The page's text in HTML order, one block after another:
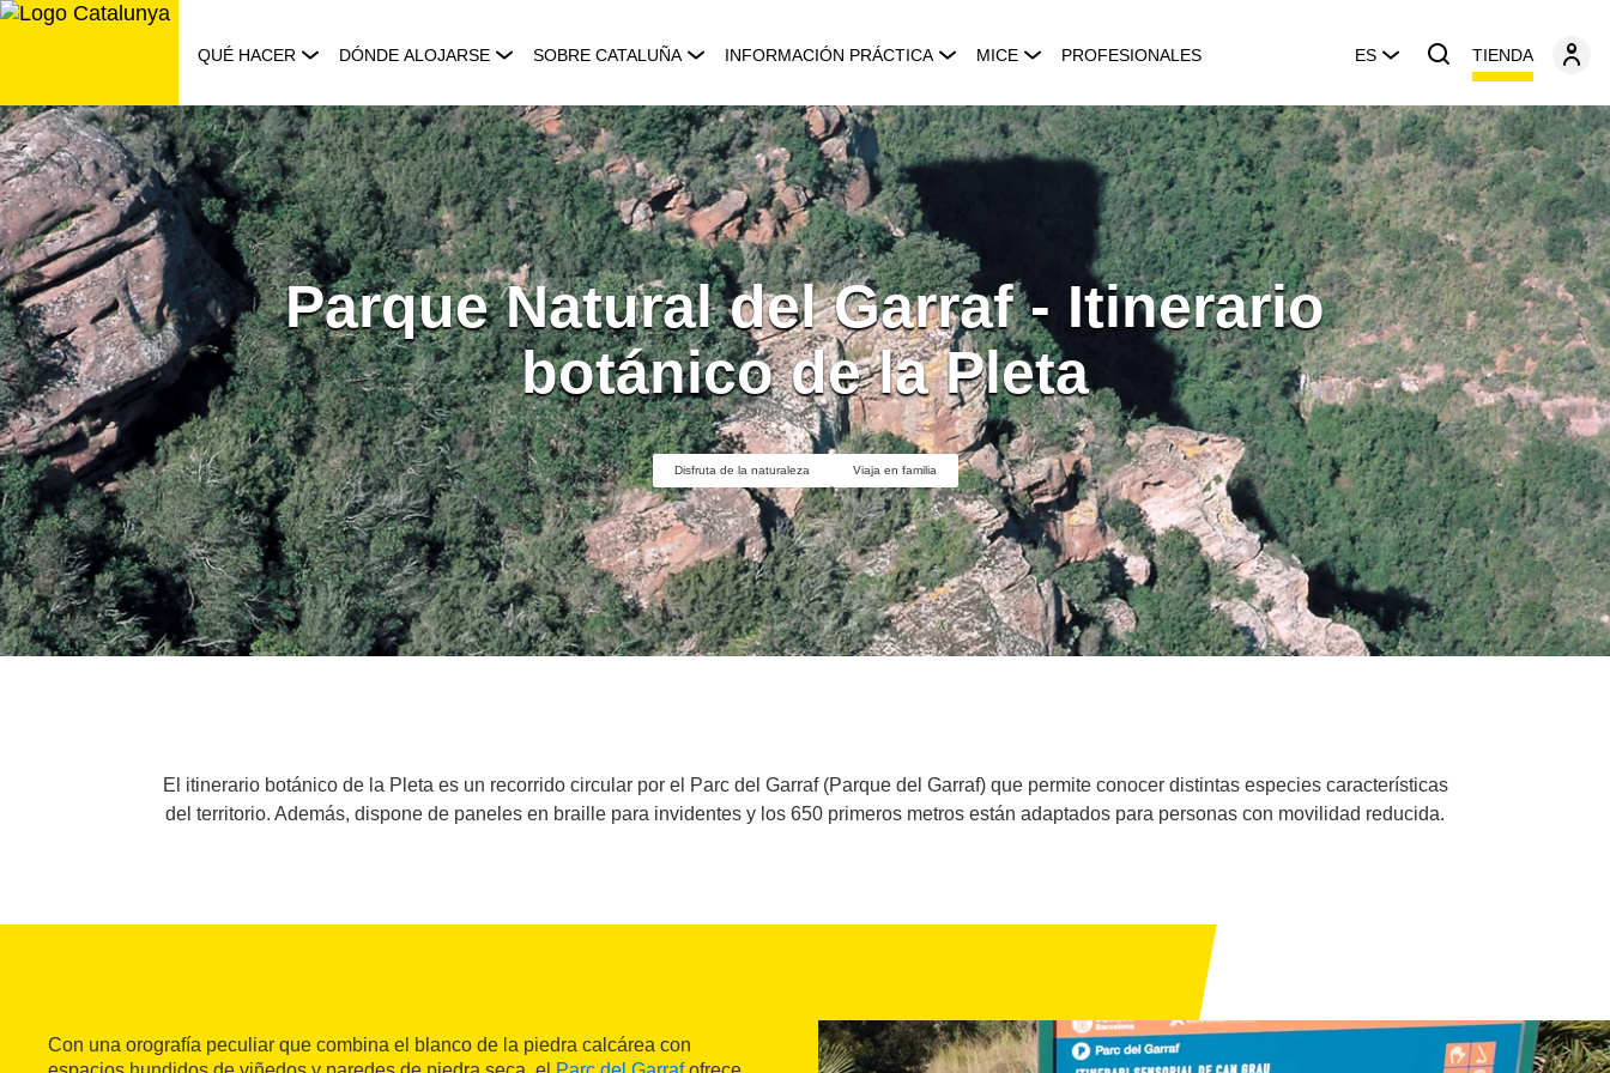
Saltar
QUÉ HACER DÓNDE ALOJARSE SOBRE CATALUÑA INFORMACIÓN PRÁCTICA MICE PROFESIONALES ES TIENDA
Parque Natural del Garraf - Itinerario
botánico de la Pleta
Disfruta de la naturaleza Viaja en familia
El itinerario botánico de la Pleta es un recorrido circular por el Parc del Garraf (Parque del Garraf) que permite conocer distintas especies características
del territorio. Además, dispone de paneles en braille para invidentes y los 650 primeros metros están adaptados para personas con movilidad reducida.
Con una orografía peculiar que combina el blanco de la piedra calcárea con